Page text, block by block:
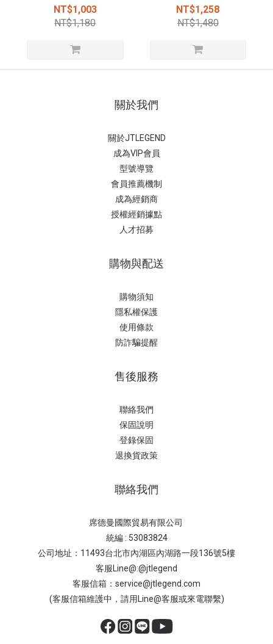
皮套(磁扣)
NT$1,003
NT$1,180
皮套(筆槽+磁扣)
NT$1,258
NT$1,480
關於我們
關於JTLEGEND
成為VIP會員
型號導覽
會員推薦機制
成為經銷商
授權經銷據點
人才招募
購物與配送
購物須知
隱私權保護
使用條款
防詐騙提醒
售後服務
聯絡我們
保固說明
登錄保固
退換貨政策
聯絡我們
席德曼國際貿易有限公司
統編 : 53083824
公司地址：11493台北市內湖區內湖路一段136號5樓
客服Line@:@jtlegend
客服信箱：service@jtlegend.com
(客服信箱維護中，請用Line@客服或來電聯繫)